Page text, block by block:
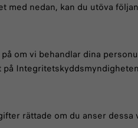
med nedan, kan du utöva
om vi behandlar dina
rättade om du anser